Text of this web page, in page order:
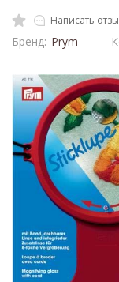
Написать
Бренд: Prym